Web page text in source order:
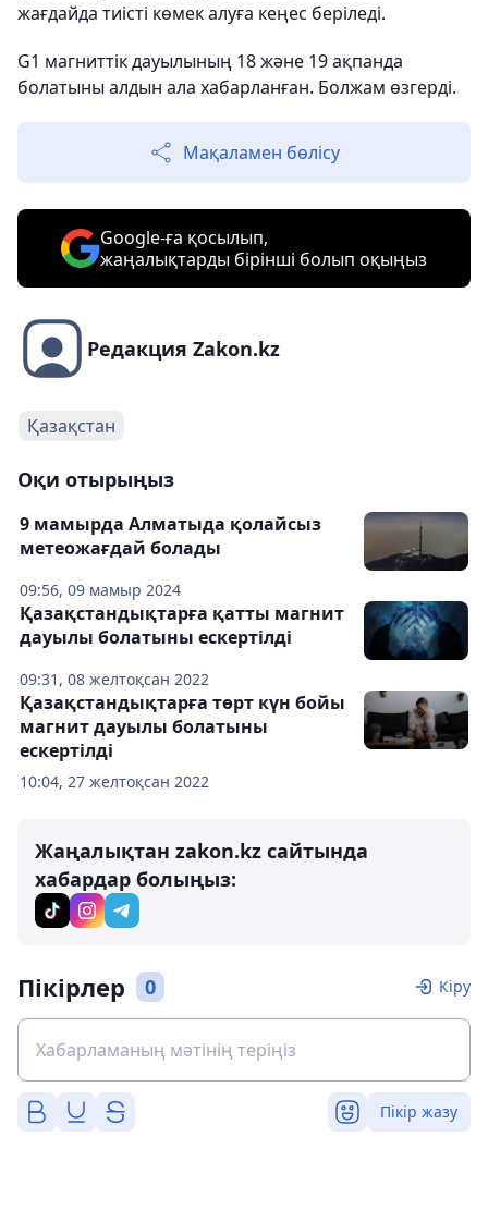
жағдайда тиісті көмек алуға кеңес беріледі.
G1 магниттік дауылының 18 және 19 ақпанда
болатыны алдын ала хабарланған. Болжам өзгерді.
Мақаламен бөлісу
Google-ға қосылып,
жаңалықтарды бірінші болып оқыңыз
Редакция Zakon.kz
Қазақстан
Оқи отырыңыз
09:56, 09 мамыр 2024
9 мамырда Алматыда қолайсыз
метеожағдай болады
09:31, 08 желтоқсан 2022
Қазақстандықтарға қатты магнит
дауылы болатыны ескертілді
10:04, 27 желтоқсан 2022
Қазақстандықтарға төрт күн бойы
магнит дауылы болатыны
ескертілді
Жаңалықтан zakon.kz сайтында
хабардар болыңыз:
Пікірлер 0 Кіру
Пікір жазу